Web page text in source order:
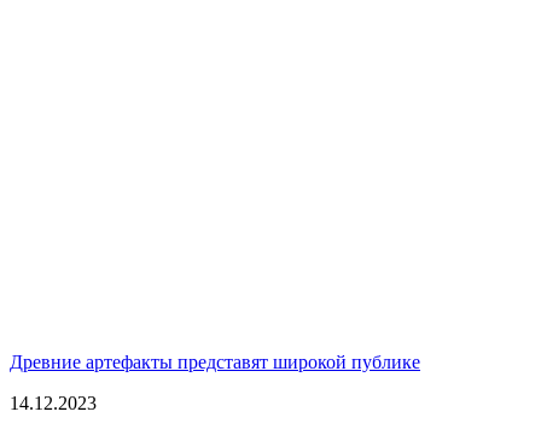
Древние артефакты представят широкой публике
14.12.2023